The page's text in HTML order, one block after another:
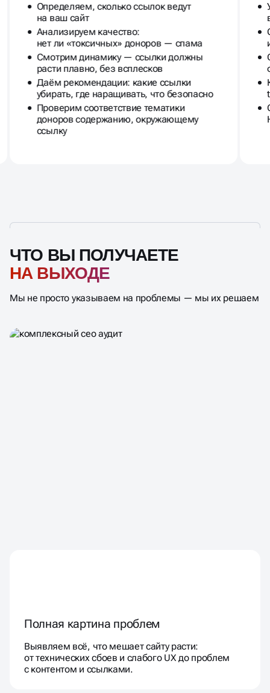
Определяем, сколько ссылок ведут
на ваш сайт
Анализируем качество:
нет ли «токсичных» доноров — спама
Смотрим динамику — ссылки должны
расти плавно, без всплесков
Даём рекомендации: какие ссылки
убирать, где наращивать, что безопасно
Проверим соответствие тематики
доноров содержанию, окружающему
ссылку
Мы не просто указываем на проблемы — мы их решаем
ЧТО ВЫ ПОЛУЧАЕТЕ
НА ВЫХОДЕ
Полная картина проблем
Выявляем всё, что мешает сайту расти:
от технических сбоев и слабого UX до проблем
с контентом и ссылками.